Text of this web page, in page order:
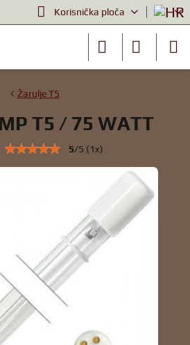
Korisnička ploča
Žarulje T5
T5 / 75 WATT
5/5 (1x)